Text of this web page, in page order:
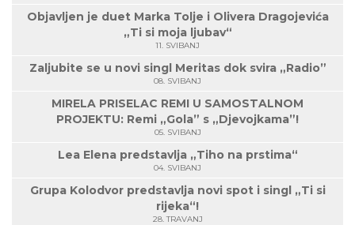
Objavljen je duet Marka Tolje i Olivera Dragojevića
„Ti si moja ljubav“
11. SVIBANJ
Zaljubite se u novi singl Meritas dok svira „Radio”
08. SVIBANJ
MIRELA PRISELAC REMI U SAMOSTALNOM
PROJEKTU: Remi „Gola” s „Djevojkama”!
05. SVIBANJ
Lea Elena predstavlja „Tiho na prstima“
04. SVIBANJ
Grupa Kolodvor predstavlja novi spot i singl „Ti si
rijeka“!
28. TRAVANJ